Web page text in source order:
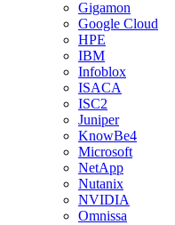
Gigamon
Google Cloud
HPE
IBM
Infoblox
ISACA
ISC2
Juniper
KnowBe4
Microsoft
NetApp
Nutanix
NVIDIA
Omnissa